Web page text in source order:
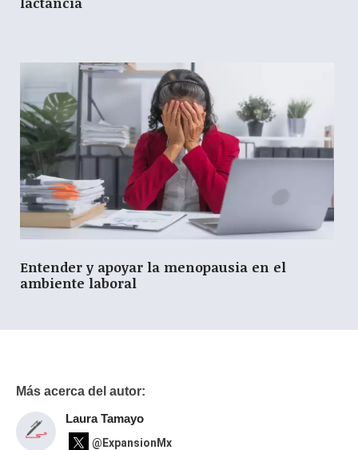
Entender y apoyar la menopausia en el
ambiente laboral
Más acerca del autor:
Laura Tamayo
@ExpansionMx